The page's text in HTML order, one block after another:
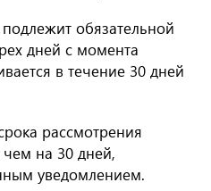
обязательной
дней с момента
в течение 30 дней
рассмотрения
на 30 дней,
уведомлением.